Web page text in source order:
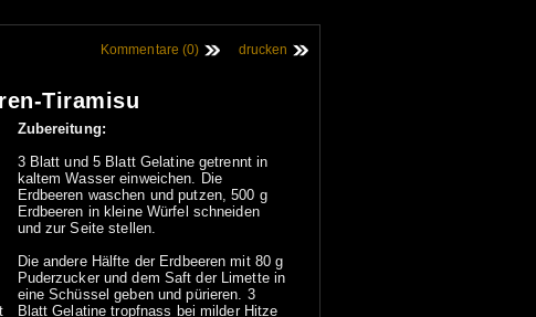
drucken
Kommentare (0)
Tiramisu
Zubereitung:
3 Blatt und 5 Blatt Gelatine getrennt in
kaltem Wasser einweichen. Die
Erdbeeren waschen und putzen, 500 g
Erdbeeren in kleine Würfel schneiden
und zur Seite stellen.
Die andere Hälfte der Erdbeeren mit 80 g
Puderzucker und dem Saft der Limette in
eine Schüssel geben und pürieren. 3
Blatt Gelatine tropfnass bei milder Hitze